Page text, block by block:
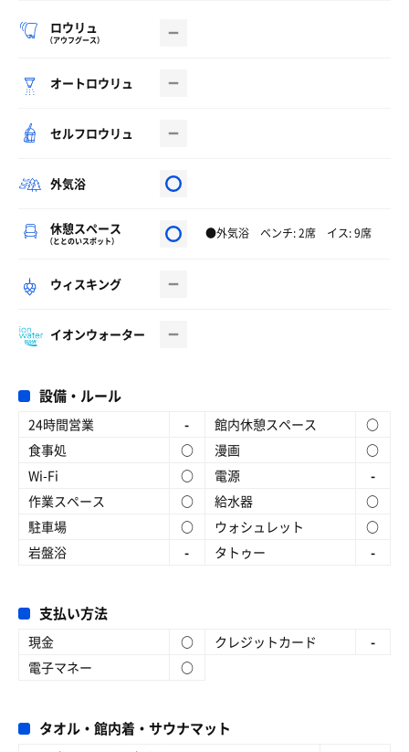
ロウリュ
（アウフグース）
オートロウリュ
セルフロウリュ
外気浴
休憩スペース
（ととのいスポット） ●外気浴 ベンチ: 2席 イス: 9席
ウィスキング
イオンウォーター
設備・ルール
24時間営業 - 館内休憩スペース
○
食事処
○ 漫画
○
Wi-Fi
○ 電源
-
作業スペース
○ 給水器
○
駐車場
○ ウォシュレット
○
岩盤浴
- タトゥー -
支払い方法
現金 ○ クレジットカード
-
電子マネー
○
タオル・館内着・サウナマット